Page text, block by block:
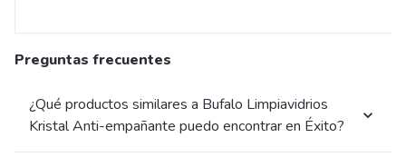
Preguntas frecuentes
¿Qué productos similares a Bufalo Limpiavidrios
Kristal Anti-empañante puedo encontrar en Éxito?